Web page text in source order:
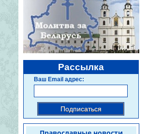
Рассылка
Ваш Email адрес:
Подписаться